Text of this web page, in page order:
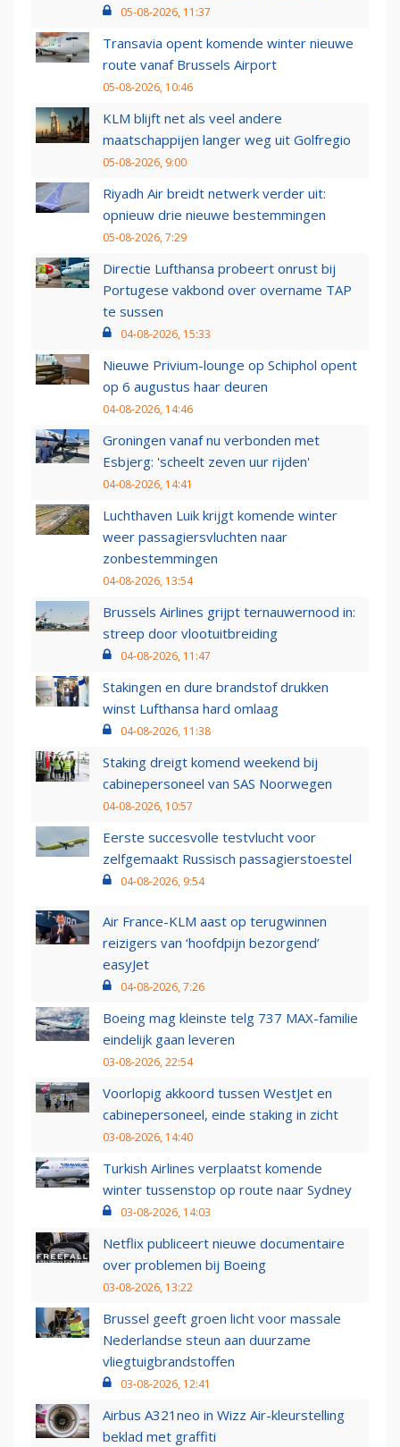
05-08-2026, 11:37
Transavia opent komende winter nieuwe
route vanaf Brussels Airport
05-08-2026, 10:46
KLM blijft net als veel andere
maatschappijen langer weg uit Golfregio
05-08-2026, 9:00
Riyadh Air breidt netwerk verder uit:
opnieuw drie nieuwe bestemmingen
05-08-2026, 7:29
Directie Lufthansa probeert onrust bij
Portugese vakbond over overname TAP
te sussen
04-08-2026, 15:33
Nieuwe Privium-lounge op Schiphol opent
op 6 augustus haar deuren
04-08-2026, 14:46
Groningen vanaf nu verbonden met
Esbjerg: 'scheelt zeven uur rijden'
04-08-2026, 14:41
Luchthaven Luik krijgt komende winter
weer passagiersvluchten naar
zonbestemmingen
04-08-2026, 13:54
Brussels Airlines grijpt ternauwernood in:
streep door vlootuitbreiding
04-08-2026, 11:47
Stakingen en dure brandstof drukken
winst Lufthansa hard omlaag
04-08-2026, 11:38
Staking dreigt komend weekend bij
cabinepersoneel van SAS Noorwegen
04-08-2026, 10:57
Eerste succesvolle testvlucht voor
zelfgemaakt Russisch passagierstoestel
04-08-2026, 9:54
Air France-KLM aast op terugwinnen
reizigers van ‘hoofdpijn bezorgend’
easyJet
04-08-2026, 7:26
Boeing mag kleinste telg 737 MAX-familie
eindelijk gaan leveren
03-08-2026, 22:54
Voorlopig akkoord tussen WestJet en
cabinepersoneel, einde staking in zicht
03-08-2026, 14:40
Turkish Airlines verplaatst komende
winter tussenstop op route naar Sydney
03-08-2026, 14:03
Netflix publiceert nieuwe documentaire
over problemen bij Boeing
03-08-2026, 13:22
Brussel geeft groen licht voor massale
Nederlandse steun aan duurzame
vliegtuigbrandstoffen
03-08-2026, 12:41
Airbus A321neo in Wizz Air-kleurstelling
beklad met graffiti